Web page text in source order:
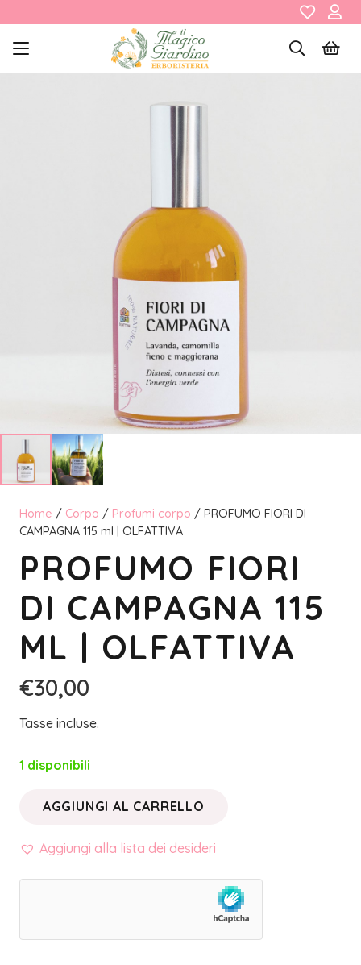
Home / Corpo / Profumi corpo / PROFUMO FIORI DI
CAMPAGNA 115 ml | OLFATTIVA
PROFUMO FIORI
DI CAMPAGNA 115
ML | OLFATTIVA
€30,00
Tasse incluse.
1 disponibili
FIORI
CAMPAGNA
AGGIUNGI AL CARRELLO
Aggiungi alla lista dei desideri